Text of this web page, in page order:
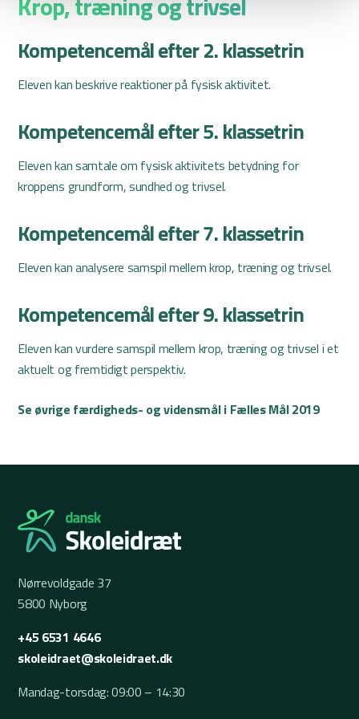
Kompetencemål efter 2. klassetrin
Eleven kan beskrive reaktioner på fysisk aktivitet.
Kompetencemål efter 5. klassetrin
Eleven kan samtale om fysisk aktivitets betydning for
kroppens grundform, sundhed og trivsel.
Kompetencemål efter 7. klassetrin
Eleven kan analysere samspil mellem krop, træning og trivsel.
Kompetencemål efter 9. klassetrin
Eleven kan vurdere samspil mellem krop, træning og trivsel i et
aktuelt og fremtidigt perspektiv.
Se øvrige færdigheds- og vidensmål i Fælles Mål 2019
Nørrevoldgade 37
5800 Nyborg
+45 6531 4646
skoleidraet@skoleidraet.dk
Mandag-torsdag: 09:00 – 14:30